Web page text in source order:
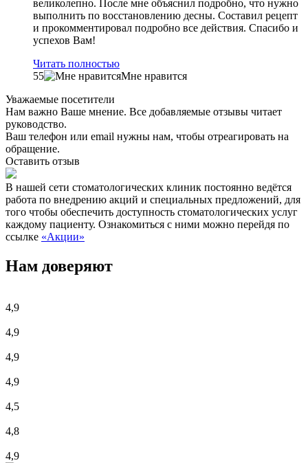
великолепно. После мне объяснил подробно, что нужно
выполнить по восстановлению десны. Составил рецепт
и прокомментировал подробно все действия. Спасибо и
успехов Вам!
Читать полностью
55
Мне нравится
Уважаемые посетители
Нам важно Ваше мнение. Все добавляемые отзывы читает
руководство.
Ваш телефон или email нужны нам, чтобы отреагировать на
обращение.
Оставить отзыв
В нашей сети стоматологических клиник постоянно ведётся
работа по внедрению акций и специальных предложений, для
того чтобы обеспечить доступность стоматологических услуг
каждому пациенту. Ознакомиться с ними можно перейдя по
ссылке «Акции»
Нам доверяют
4,9
4,9
4,9
4,9
4,5
4,8
4,9